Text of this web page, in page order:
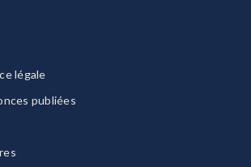
légale
publiées